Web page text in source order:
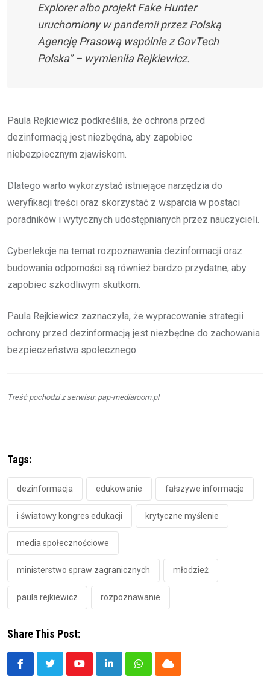
Explorer albo projekt Fake Hunter
uruchomiony w pandemii przez Polską
Agencję Prasową wspólnie z GovTech
Polska” – wymieniła Rejkiewicz.
Paula Rejkiewicz podkreśliła, że ochrona przed
dezinformacją jest niezbędna, aby zapobiec
niebezpiecznym zjawiskom.
Dlatego warto wykorzystać istniejące narzędzia do
weryfikacji treści oraz skorzystać z wsparcia w postaci
poradników i wytycznych udostępnianych przez nauczycieli.
Cyberlekcje na temat rozpoznawania dezinformacji oraz
budowania odporności są również bardzo przydatne, aby
zapobiec szkodliwym skutkom.
Paula Rejkiewicz zaznaczyła, że wypracowanie strategii
ochrony przed dezinformacją jest niezbędne do zachowania
bezpieczeństwa społecznego.
Treść pochodzi z serwisu: pap-mediaroom.pl
Tags:
dezinformacja edukowanie fałszywe informacje
i światowy kongres edukacji krytyczne myślenie
media społecznościowe
ministerstwo spraw zagranicznych młodzież
paula rejkiewicz rozpoznawanie
Share This Post:
YoutubeLinkedInWhatsappCloud